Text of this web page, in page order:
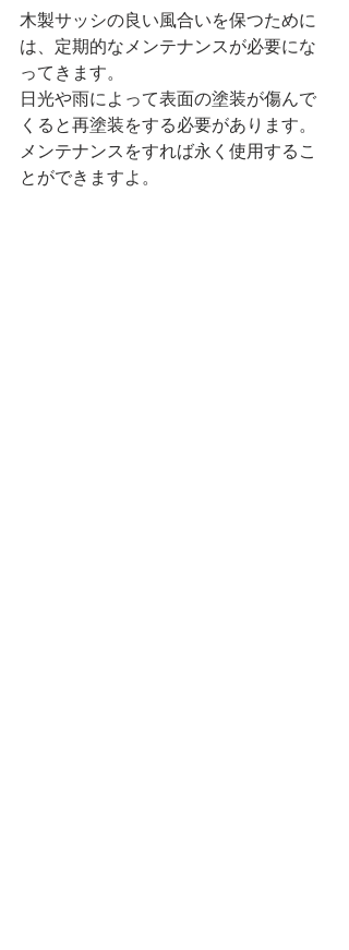
木製サッシの良い風合いを保つために
は、定期的なメンテナンスが必要にな
ってきます。
日光や雨によって表面の塗装が傷んで
くると再塗装をする必要があります。
メンテナンスをすれば永く使用するこ
とができますよ。